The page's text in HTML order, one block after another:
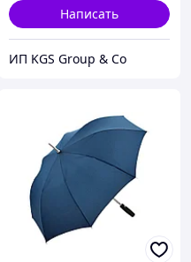
Написать
ИП KGS Group & Co